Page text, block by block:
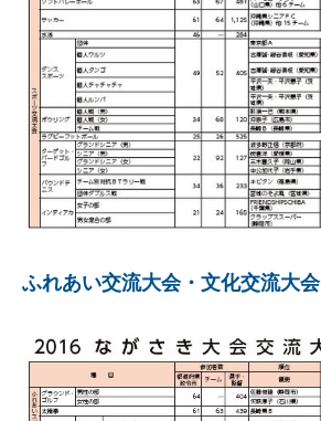
ふれあい交流大会・文化交流大会